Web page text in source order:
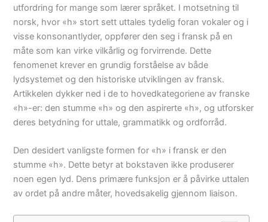
utfordring for mange som lærer språket. I motsetning til
norsk, hvor «h» stort sett uttales tydelig foran vokaler og i
visse konsonantlyder, oppfører den seg i fransk på en
måte som kan virke vilkårlig og forvirrende. Dette
fenomenet krever en grundig forståelse av både
lydsystemet og den historiske utviklingen av fransk.
Artikkelen dykker ned i de to hovedkategoriene av franske
«h»-er: den stumme «h» og den aspirerte «h», og utforsker
deres betydning for uttale, grammatikk og ordforråd.
Den desidert vanligste formen for «h» i fransk er den
stumme «h». Dette betyr at bokstaven ikke produserer
noen egen lyd. Dens primære funksjon er å påvirke uttalen
av ordet på andre måter, hovedsakelig gjennom liaison.